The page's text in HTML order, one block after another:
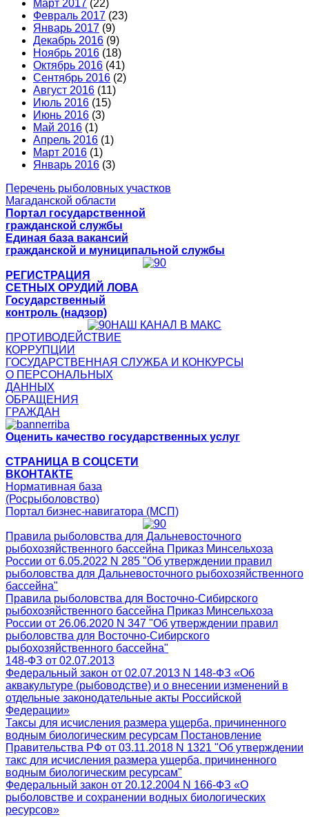
Март 2017 (22)
Февраль 2017 (23)
Январь 2017 (9)
Декабрь 2016 (9)
Ноябрь 2016 (18)
Октябрь 2016 (41)
Сентябрь 2016 (2)
Август 2016 (11)
Июль 2016 (15)
Июнь 2016 (3)
Май 2016 (1)
Апрель 2016 (1)
Март 2016 (1)
Январь 2016 (3)
Перечень рыболовных участков
Магаданской области
Портал государственной
гражданской службы
Единая база вакансий
гражданской и муниципальной службы
РЕГИСТРАЦИЯ
СЕТНЫХ ОРУДИЙ ЛОВА
Государственный
контроль (надзор)
НАШ КАНАЛ В МАКС
ПРОТИВОДЕЙСТВИЕ
КОРРУПЦИИ
ГОСУДАРСТВЕННАЯ СЛУЖБА И КОНКУРСЫ
О ПЕРСОНАЛЬНЫХ
ДАННЫХ
ОБРАЩЕНИЯ
ГРАЖДАН
Оценить качество государственных услуг
СТРАНИЦА В СОЦСЕТИ
ВКОНТАКТЕ
Нормативная база
(Росрыболовство)
Портал бизнес-навигатора (МСП)
Правила рыболовства для Дальневосточного
рыбохозяйственного бассейна Приказ Минсельхоза
России от 6.05.2022 N 285 "Об утверждении правил
рыболовства для Дальневосточного рыбохозяйственного
бассейна"
Правила рыболовства для Восточно-Сибирского
рыбохозяйственного бассейна Приказ Минсельхоза
России от 26.06.2020 N 347 "Об утверждении правил
рыболовства для Восточно-Сибирского
рыбохозяйственного бассейна"
148-ФЗ от 02.07.2013
Федеральный закон от 02.07.2013 N 148-ФЗ «Об
аквакультуре (рыбоводстве) и о внесении изменений в
отдельные законодательные акты Российской
Федерации»
Таксы для исчисления размера ущерба, причиненного
водным биологическим ресурсам Постановление
Правительства РФ от 03.11.2018 N 1321 "Об утверждении
такс для исчисления размера ущерба, причиненного
водным биологическим ресурсам"
Федеральный закон от 20.12.2004 N 166-ФЗ «О
рыболовстве и сохранении водных биологических
ресурсов»